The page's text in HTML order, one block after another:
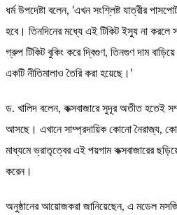
ধর্ম উপদেষ্টা বলেন, ‘এখন সংশ্লিষ্ট যাত্রীর
হবে। তিনদিনের মধ্যে এই টিকিট ইস্যু না করলে
গ্রুপ টিকিট বুকিং করে দ্বিগুণ, তিনগুণ দাম
একটি নীতিমালাও তৈরি করা হয়েছে।’
ড. খালিদ বলেন, কক্সবাজারে সুদূর অতীত হতেই
আসছে। এখানে সাম্প্রদায়িক কোনো নৈরাজ্য,
মাধ্যমে ভ্রাতৃত্বের এই পয়গাম কক্সবাজারের
করেন।
অনুষ্ঠানের আয়োজকরা জানিয়েছেন, এ মডেল